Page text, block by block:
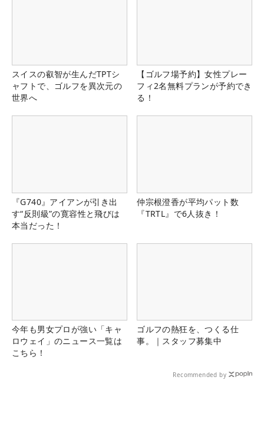
スイスの叡智が生んだTPTシ
ャフトで、ゴルフを異次元の
世界へ
【ゴルフ場予約】女性プレー
フィ2名無料プランが予約でき
る！
『G740』アイアンが引き出
す“反則級”の寛容性と飛びは
本当だった！
仲宗根澄香が平均パット数
『TRTL』で6人抜き！
今年も男女プロが強い「キャ
ロウェイ」のニュース一覧は
こちら！
ゴルフの熱狂を、つくる仕
事。｜スタッフ募集中
Recommended by